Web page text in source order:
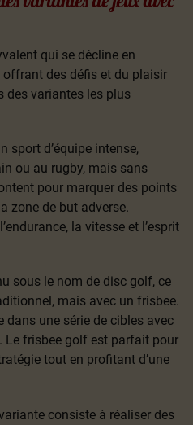
qui se décline en
des défis et du plaisir
des variantes les plus
sport d’équipe intense,
ou au rugby, mais sans
pour marquer des points
zone de but adverse.
la vitesse et l’esprit
sous le nom de disc golf, ce
mais avec un frisbee.
dans une série de cibles avec
Le frisbee golf est parfait pour
tout en profitant d’une
consiste à réaliser des